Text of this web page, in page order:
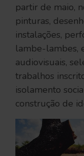
partir de maio,
pinturas,
instalações,
lambe-lambes,
audiovisuais,
trabalhos
isolamento
construção de